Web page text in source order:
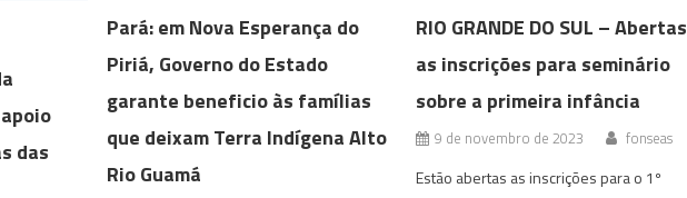
das
Pará: em Nova Esperança do
Piriá, Governo do Estado
garante beneficio às famílias
que deixam Terra Indígena Alto
Rio Guamá
RIO GRANDE DO SUL – Abertas
as inscrições para seminário
sobre a primeira infância
9 de novembro de 2023 fonseas
Estão abertas as inscrições para o 1º